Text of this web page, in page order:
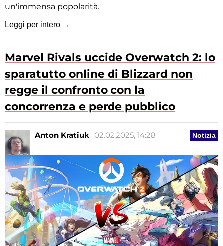
un'immensa popolarità.
Leggi per intero →
Marvel Rivals uccide Overwatch 2: lo
sparatutto online di Blizzard non
regge il confronto con la
concorrenza e perde pubblico
Notizia
Anton Kratiuk 02.02.2025, 14:28